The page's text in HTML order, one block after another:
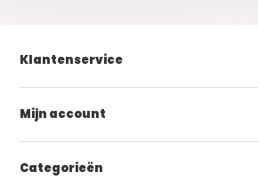
Klantenservice
Mijn account
Categorieën